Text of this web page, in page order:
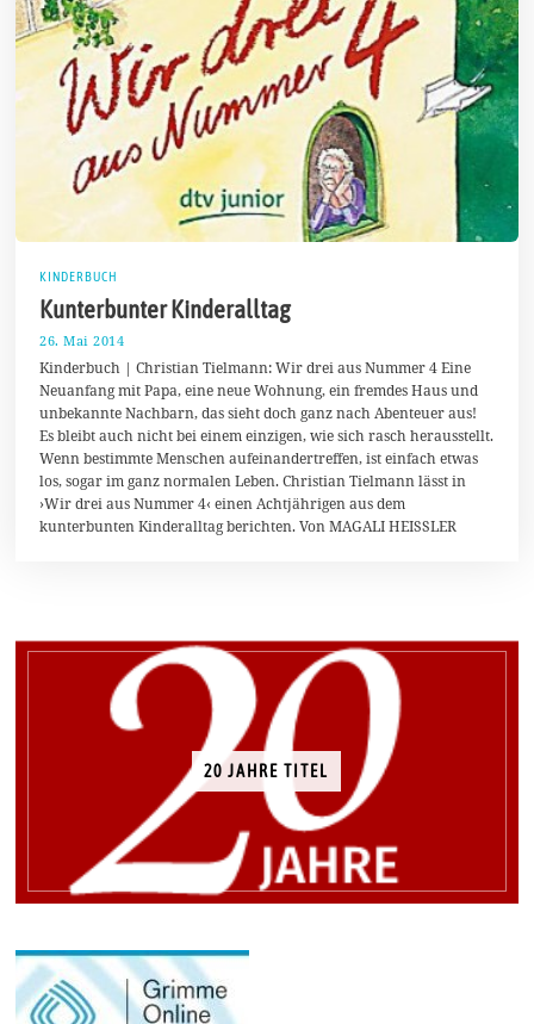
KINDERBUCH
Kunterbunter Kinderalltag
26. Mai 2014
7
.
A
u
g
s
t
2
0
1
Kinderbuch | Christian Tielmann: Wir drei aus Nummer 4 Eine
Neuanfang mit Papa, eine neue Wohnung, ein fremdes Haus und
unbekannte Nachbarn, das sieht doch ganz nach Abenteuer aus!
Es bleibt auch nicht bei einem einzigen, wie sich rasch herausstellt.
Wenn bestimmte Menschen aufeinandertreffen, ist einfach etwas
los, sogar im ganz normalen Leben. Christian Tielmann lässt in
›Wir drei aus Nummer 4‹ einen Achtjährigen aus dem
kunterbunten Kinderalltag berichten. Von MAGALI HEISSLER
20 JAHRE TITEL